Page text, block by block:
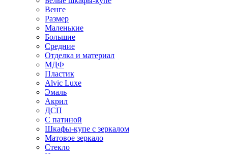
Венге
Размер
Маленькие
Большие
Средние
Отделка и материал
МДФ
Пластик
Alvic Luxe
Эмаль
Акрил
ДСП
С патиной
Шкафы-купе с зеркалом
Матовое зеркало
Стекло